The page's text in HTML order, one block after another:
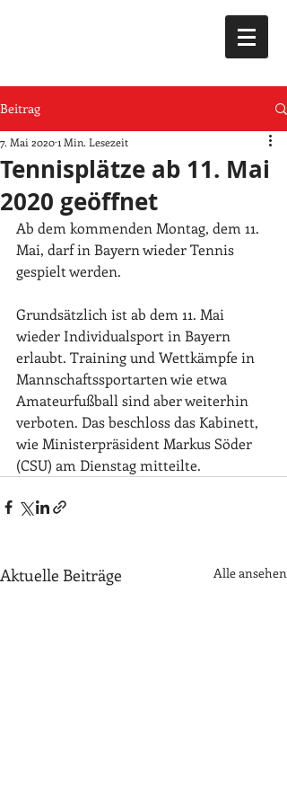
Beitrag
Tennisplätze ab 11. Mai
2020 geöffnet
7. Mai 20201 Min. Lesezeit
Ab dem kommenden Montag, dem 11.
Mai, darf in Bayern wieder Tennis
gespielt werden.
Grundsätzlich ist ab dem 11. Mai
wieder Individualsport in Bayern
erlaubt. Training und Wettkämpfe in
Mannschaftssportarten wie etwa
Amateurfußball sind aber weiterhin
verboten. Das beschloss das Kabinett,
wie Ministerpräsident Markus Söder
(CSU) am Dienstag mitteilte.
Aktuelle Beiträge Alle ansehen